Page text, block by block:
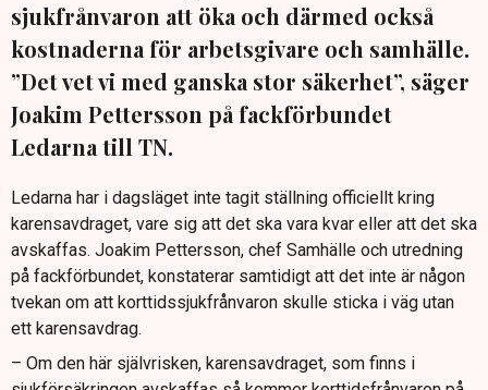
sjukfrånvaron att öka och därmed också
kostnaderna för arbetsgivare och samhälle.
”Det vet vi med ganska stor säkerhet”, säger
Joakim Pettersson på fackförbundet
Ledarna till TN.
Ledarna har i dagsläget inte tagit ställning officiellt kring
karensavdraget, vare sig att det ska vara kvar eller att det ska
avskaffas. Joakim Pettersson, chef Samhälle och utredning
på fackförbundet, konstaterar samtidigt att det inte är någon
tvekan om att korttidssjukfrånvaron skulle sticka i väg utan
ett karensavdrag.
– Om den här självrisken, karensavdraget, som finns i